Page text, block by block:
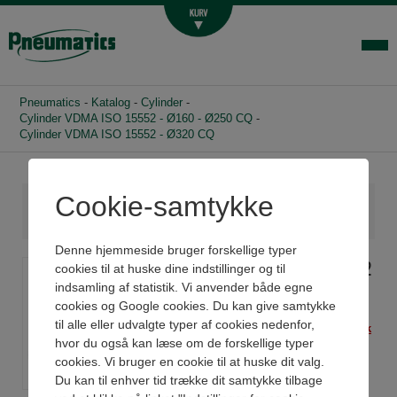
Fittings og slange
Handelsbetingelser
Login-infocenter
Pneumatics - Katalog - Cylinder -
Cylinder VDMA ISO 15552 - Ø160 - Ø250 CQ -
Cylinder VDMA ISO 15552 - Ø320 CQ
Cylinder VDMA ISO 15552
- Ø320 CQ
Har du husket beslag? -
Klik
her
Har du husket
reedkontakter? -Klik her
Cookie-samtykke
Denne hjemmeside bruger forskellige typer
cookies til at huske dine indstillinger og til
indsamling af statistik. Vi anvender både egne
cookies og Google cookies. Du kan give samtykke
til alle eller udvalgte typer af cookies nedenfor,
hvor du også kan læse om de forskellige typer
cookies. Vi bruger en cookie til at huske dit valg.
Du kan til enhver tid trække dit samtykke tilbage